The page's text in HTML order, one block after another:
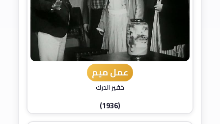
عمل ميم
خفير الدرك
(1936)